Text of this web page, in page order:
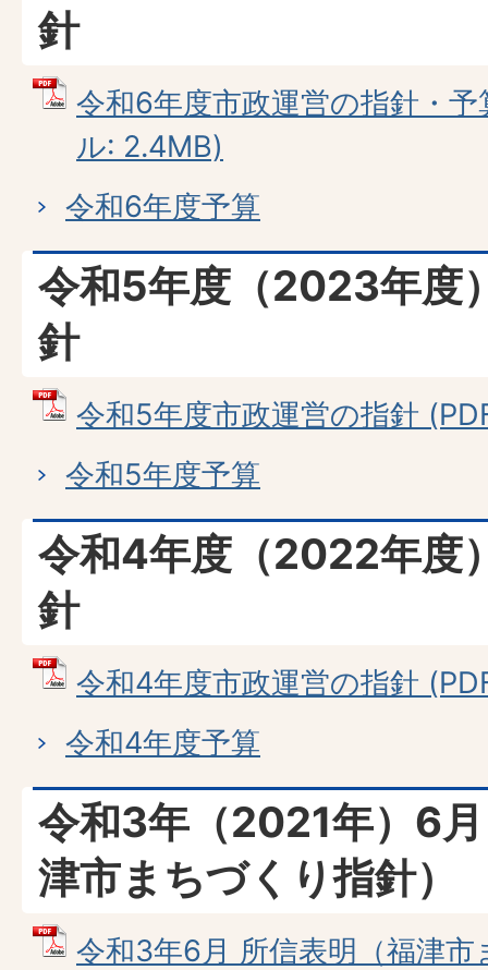
針
令和6年度市政運営の指針・
ル: 2.4MB)
令和6年度予算
令和5年度（2023年度
針
令和5年度市政運営の指針
令和5年度予算
令和4年度（2022年度
針
令和4年度市政運営の指針
令和4年度予算
令和3年（2021年）6
津市まちづくり指針）
令和3年6月 所信表明（福津